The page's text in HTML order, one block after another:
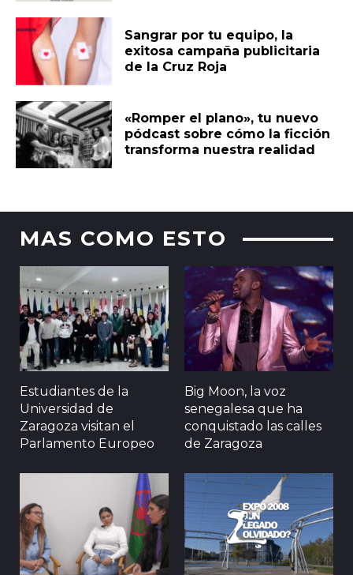
Sangrar por tu equipo, la
exitosa campaña publicitaria
de la Cruz Roja
«Romper el plano», tu nuevo
pódcast sobre cómo la ficción
transforma nuestra realidad
MAS COMO ESTO
Estudiantes de la
Universidad de
Zaragoza visitan el
Parlamento Europeo
Big Moon, la voz
senegalesa que ha
conquistado las calles
de Zaragoza